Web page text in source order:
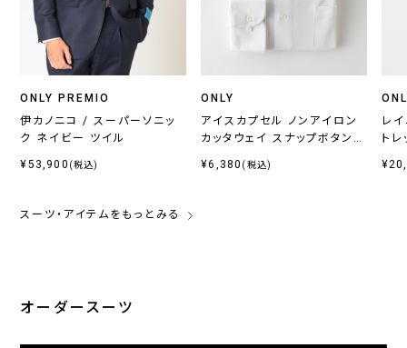
ONLY PREMIO
伊カノニコ / スーパーソニッ
ク ネイビー ツイル
¥53,900 (税込)
ONLY
アイスカプセル ノンアイロン
カッタウェイ スナップボタン付
¥6,380 (税込)
レ
ト
スーツ・アイテムをもっとみる
オーダースーツ